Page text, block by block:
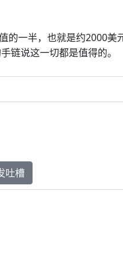
一半，也就是约2000美
链说这一切都是值得的。
吐槽